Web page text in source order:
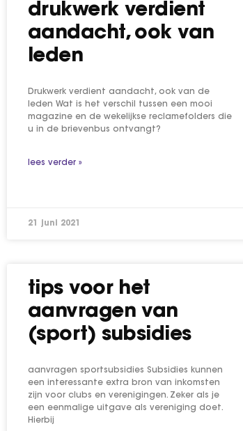
drukwerk verdient
aandacht, ook van
leden
Drukwerk verdient aandacht, ook van de
leden Wat is het verschil tussen een mooi
magazine en de wekelijkse reclamefolders die
u in de brievenbus ontvangt?
lees verder »
21 juni 2021
tips voor het
aanvragen van
(sport) subsidies
aanvragen sportsubsidies Subsidies kunnen
een interessante extra bron van inkomsten
zijn voor clubs en verenigingen. Zeker als je
een eenmalige uitgave als vereniging doet.
Hierbij